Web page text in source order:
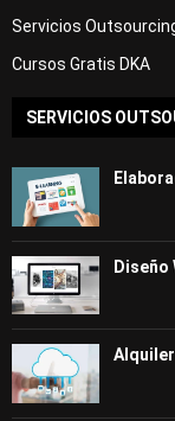
Servicios
Cursos Gratis DKA
SERVICIOS
Diseño